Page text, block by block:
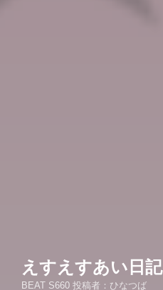
えすえすあい日記
BEAT S660 投稿者：ひなつば